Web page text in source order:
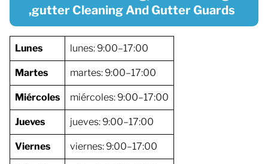
,gutter Cleaning And Gutter Guards
Lunes lunes: 9:00–17:00
Martes martes: 9:00–17:00
Miércoles miércoles: 9:00–17:00
Jueves jueves: 9:00–17:00
Viernes viernes: 9:00–17:00